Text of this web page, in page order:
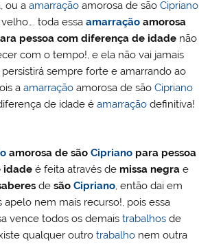
ou aamarração amorosa de sãoCipriano
toda essaamarração amorosa
pessoa com diferença de idade não
com o tempo!, e ela não vai jamais
sempre forte e amarrando ao
aamarração amorosa de sãoCipriano
de idade éamarração definitiva!
amorosa de sãoCipriano para pessoa
idade é feita através de missa negra e
desãoCipriano, então dai em
apelo nem mais recurso!, pois essa
vence todos os demaistrabalhos de
qualquer outrotrabalho nem outra